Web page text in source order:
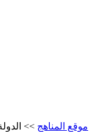
المناهج >> الدولة